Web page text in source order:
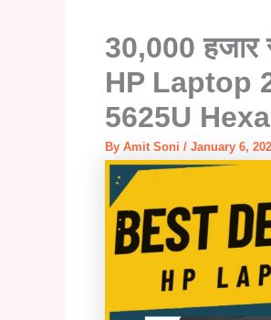
30,000
HP Laptop
5625U
By Amit Soni / January 6,